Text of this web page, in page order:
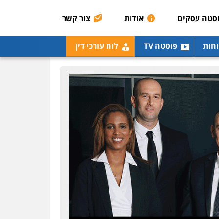
עסקים אודות צור קשר
פוסטה TV לוח עורכי דין
0506209859
עו"ד איהאב ג'לג'ולי
פלילי מעצרים וחקירות
עורכי דין לענייני אסירים
0505216700
עו"ד אייל בסרגליק
פלילי כלכלי צווארון לבן
עורכי דין לענייני אסירים
אזרחי נדל"ן / עסקים
0528488515
עו"ד אסף דוק
פלילי עבירות מין סמים
והימורים פשיעה חמורה
חקירות ומעצרים
והונאה
0526885006